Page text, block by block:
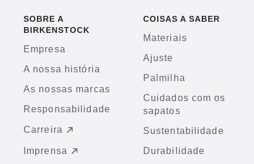
SOBRE A
BIRKENSTOCK
Empresa
A nossa história
As nossas marcas
Responsabilidade
Carreira
Imprensa
COISAS A SABER
Materiais
Ajuste
Palmilha
Cuidados com os
sapatos
Sustentabilidade
Durabilidade